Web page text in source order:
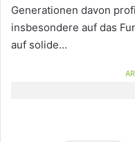
Generationen davon
insbesondere auf das
auf solide…